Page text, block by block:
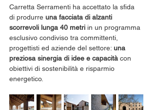
Carretta Serramenti ha accettato la sfida
di produrre una facciata di alzanti
scorrevoli lunga 40 metri in un programma
esclusivo condiviso tra committenti,
progettisti ed aziende del settore: una
preziosa sinergia di idee e capacità con
obiettivi di sostenibilità e risparmio
energetico.